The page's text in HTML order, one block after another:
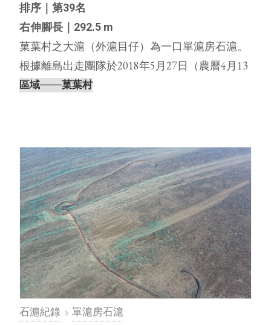
排序｜第39名
右伸腳長｜292.5 m
菓葉村之大滬（外滬目仔）為一口單滬房石滬。
根據離島出走團隊於2018年5月27日（農曆4月13
日，天氣晴，無風）親自前往踏查記錄，發現大
區域───菓葉村
石滬紀錄 單滬房石滬